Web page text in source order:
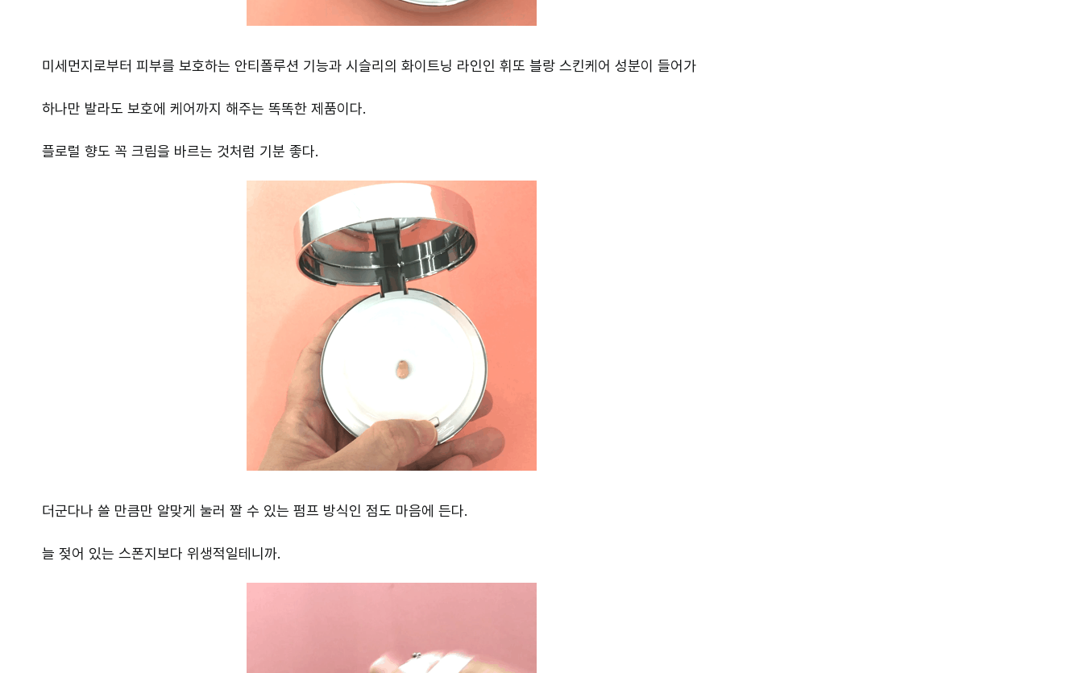
미세먼지로부터 피부를 보호하는 안티폴루션 기능과 시슬리의 화이트닝 라인인 휘또 블랑 스킨케어 성분이 들어가
하나만 발라도 보호에 케어까지 해주는 똑똑한 제품이다.
플로럴 향도 꼭 크림을 바르는 것처럼 기분 좋다.
더군다나 쓸 만큼만 알맞게 눌러 짤 수 있는 펌프 방식인 점도 마음에 든다.
늘 젖어 있는 스폰지보다 위생적일테니까.